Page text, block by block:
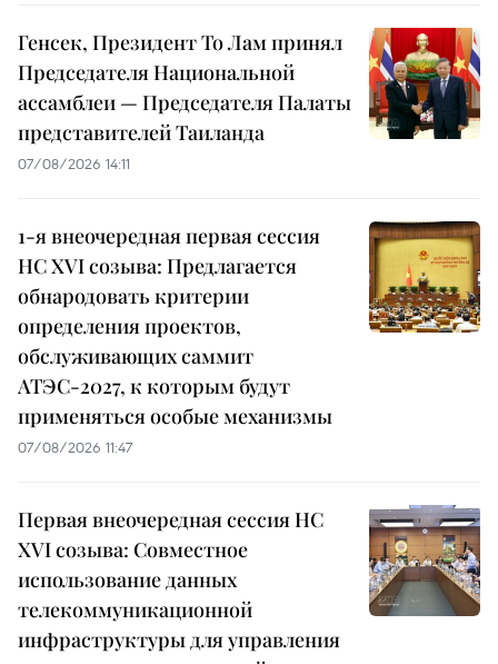
Генсек, Президент То Лам принял
Председателя Национальной
ассамблеи — Председателя Палаты
представителей Таиланда
07/08/2026 14:11
1-я внеочередная первая сессия
НС XVI созыва: Предлагается
обнародовать критерии
определения проектов,
обслуживающих саммит
АТЭС-2027, к которым будут
применяться особые механизмы
07/08/2026 11:47
Первая внеочередная сессия НС
XVI созыва: Совместное
использование данных
телекоммуникационной
инфраструктуры для управления